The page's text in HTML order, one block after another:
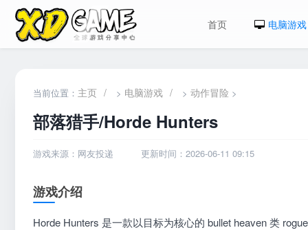
首页 电脑游戏
当前位置： 主页 / > 电脑游戏 / > 动作冒险 >
部落猎手/Horde Hunters
游戏来源：网友投递 更新时间：2026-06-11 09:15
游戏介绍
Horde Hunters 是一款以目标为核心的 bullet heaven 类